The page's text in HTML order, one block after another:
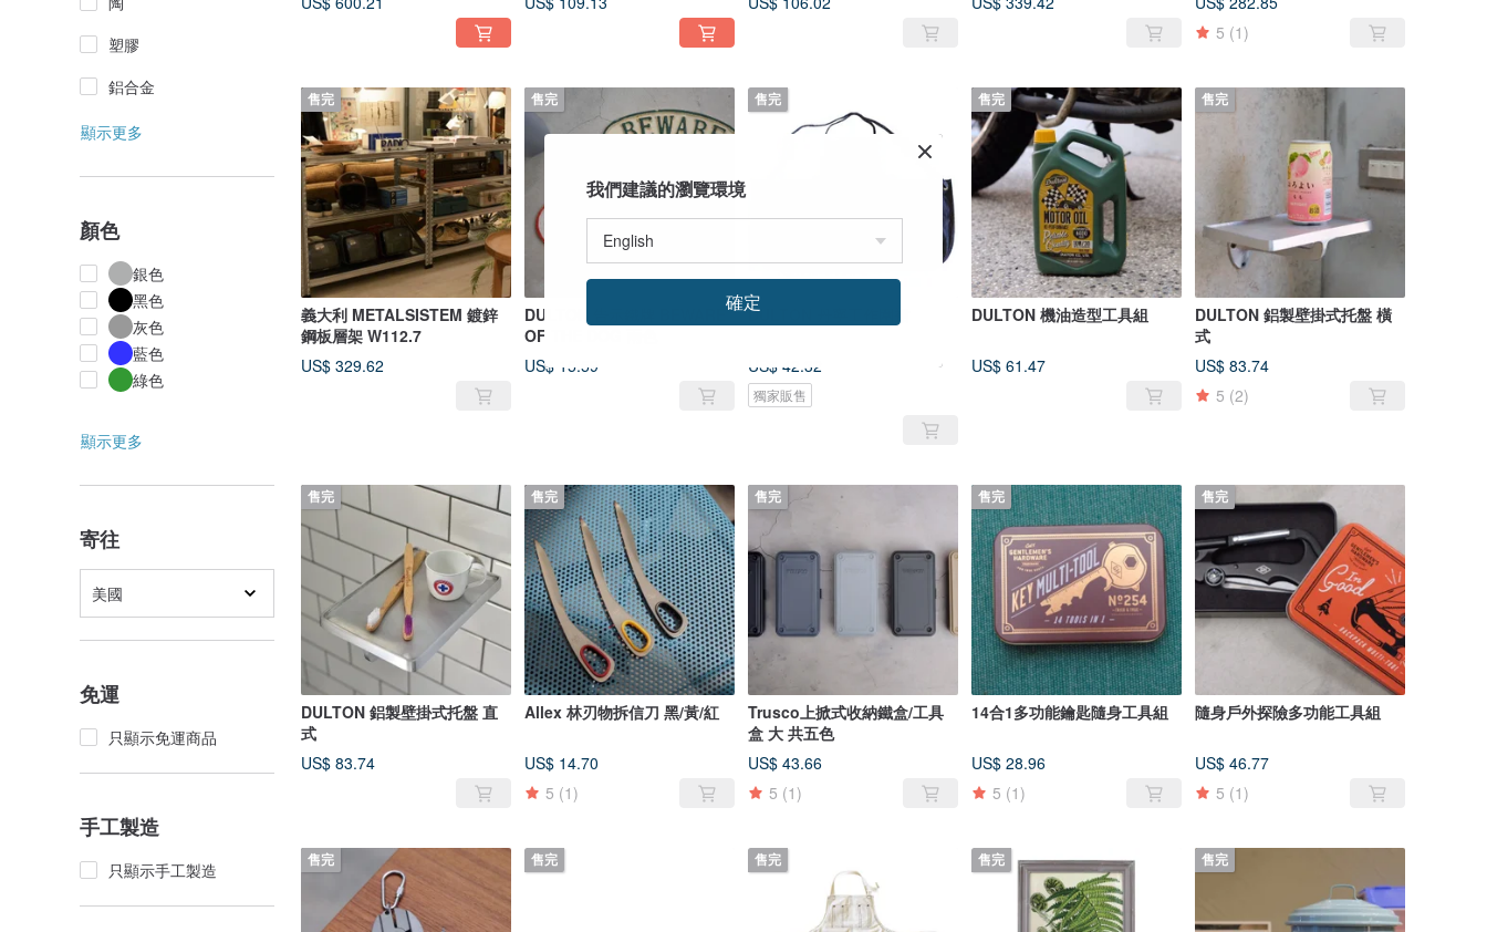
塑膠
鋁合金
顯示更多
顏色
銀色
黑色
灰色
藍色
綠色
顯示更多
寄往
美國
免運
只顯示免運商品
手工製造
只顯示手工製造
5 (1)
售完
義大利 METALSISTEM 鍍鋅
鋼板層架 W112.7
US$ 329.62
售完
DULTON 告示鐵牌 BEWARE
OF THE DOG 兩色
US$ 15.59
售完
DULTON 丹寧工作圍裙
US$ 42.32
獨家販售
售完
DULTON 機油造型工具組
US$ 61.47
售完
DULTON 鋁製壁掛式托盤 橫
式
US$ 83.74
5 (2)
售完
DULTON 鋁製壁掛式托盤 直
式
US$ 83.74
售完
Allex 林刃物拆信刀 黑/黃/紅
US$ 14.70
5 (1)
售完
Trusco上掀式收納鐵盒/工具
盒 大 共五色
US$ 43.66
5 (1)
售完
14合1多功能鑰匙隨身工具組
US$ 28.96
5 (1)
售完
隨身戶外探險多功能工具組
US$ 46.77
5 (1)
售完 售完 售完 售完 售完
我們建議的瀏覽環境
確定